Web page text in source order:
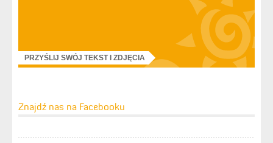
PRZYŚLIJ SWÓJ TEKST I ZDJĘCIA
Znajdź nas na Facebooku